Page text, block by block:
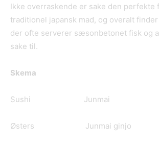
Ikke overraskende er sake den perfekte
traditionel japansk mad, og overalt
der ofte serverer sæsonbetonet fisk og
sake til.
Skema
Sushi Junmai
Østers Junmai ginjo